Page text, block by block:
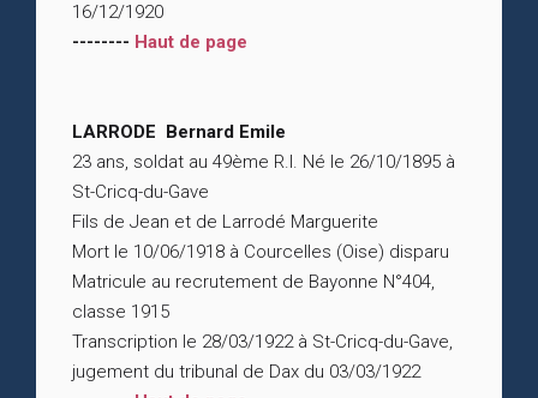
16/12/1920
-------- Haut de page
LARRODE Bernard Emile
23 ans, soldat au 49ème R.I. Né le 26/10/1895 à
St-Cricq-du-Gave
Fils de Jean et de Larrodé Marguerite
Mort le 10/06/1918 à Courcelles (Oise) disparu
Matricule au recrutement de Bayonne N°404,
classe 1915
Transcription le 28/03/1922 à St-Cricq-du-Gave,
jugement du tribunal de Dax du 03/03/1922